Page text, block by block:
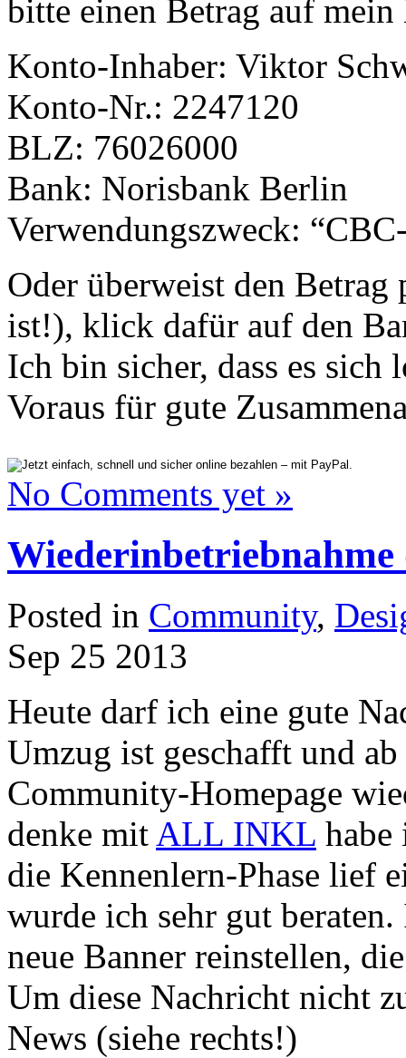
bitte einen Betrag auf
Konto-Inhaber: Viktor
Konto-Nr.: 2247120
BLZ: 76026000
Bank: Norisbank Berlin
Verwendungszweck:
Oder überweist den
ist!), klick dafür auf den
Ich bin sicher, dass es
Voraus für gute
No Comments yet »
Posted in Community,
Sep 25 2013
Heute darf ich eine gute
Umzug ist geschafft und
Community-Homepage
denke mit ALL INKL habe
die Kennenlern-Phase lief
wurde ich sehr gut
neue Banner reinstellen,
Um diese Nachricht nicht
News (siehe rechts!)